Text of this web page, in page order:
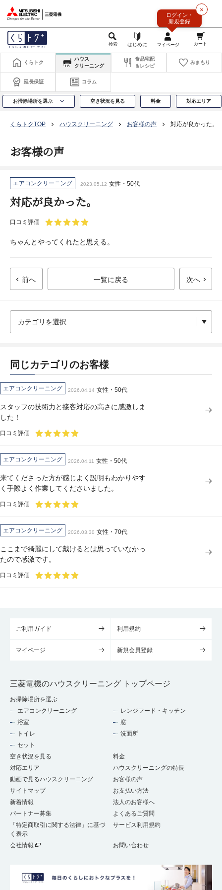
×
ログイン・
新規登録
くらトク
ハウス
クリーニング
食品宅配
＆レシピ
みまもり
延長保証 コラム
お掃除場所を選ぶ 空き状況を見る 料金 対応エリア
くらトクTOP ハウスクリーニング お客様の声 対応が良かった。
お客様の声
エアコンクリーニング 2023.05.12 女性・50代
対応が良かった。
口コミ評価
ちゃんとやってくれたと思える。
前へ 一覧に戻る 次へ
同じカテゴリのお客様
エアコンクリーニング 2026.04.14 女性・50代
スタッフの技術力と接客対応の高さに感激しま
した！
口コミ評価
エアコンクリーニング 2026.04.11 女性・50代
来てくださった方が感じよく説明もわかりやす
く手際よく作業してくださいました。
口コミ評価
エアコンクリーニング 2026.03.30 女性・70代
ここまで綺麗にして戴けるとは思っていなかっ
たので感激です。
口コミ評価
ご利用ガイド 利用規約
マイページ 新規会員登録
三菱電機のハウスクリーニング トップページ
お掃除場所を選ぶ
エアコンクリーニング
レンジフード・キッチン
浴室
窓
トイレ
洗面所
セット
空き状況を見る
料金
対応エリア
ハウスクリーニングの特長
動画で見るハウスクリーニング
お客様の声
サイトマップ
お支払い方法
新着情報
法人のお客様へ
パートナー募集
よくあるご質問
「特定商取引に関する法律」に基づ
く表示
サービス利用規約
会社情報 お問い合わせ